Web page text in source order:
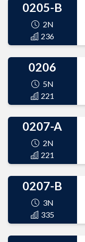
0205-B
2N
236
0206
5N
221
0207-A
2N
221
0207-B
3N
335